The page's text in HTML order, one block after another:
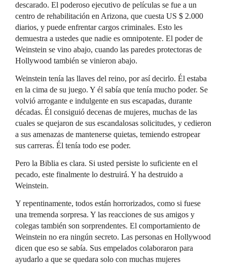
descarado. El poderoso ejecutivo de películas se fue a un
centro de rehabilitación en Arizona, que cuesta US $ 2.000
diarios, y puede enfrentar cargos criminales. Esto les
demuestra a ustedes que nadie es omnipotente. El poder de
Weinstein se vino abajo, cuando las paredes protectoras de
Hollywood también se vinieron abajo.
Weinstein tenía las llaves del reino, por así decirlo. Él estaba
en la cima de su juego. Y él sabía que tenía mucho poder. Se
volvió arrogante e indulgente en sus escapadas, durante
décadas. Él consiguió decenas de mujeres, muchas de las
cuales se quejaron de sus escandalosas solicitudes, y cedieron
a sus amenazas de mantenerse quietas, temiendo estropear
sus carreras. Él tenía todo ese poder.
Pero la Biblia es clara. Si usted persiste lo suficiente en el
pecado, este finalmente lo destruirá. Y ha destruido a
Weinstein.
Y repentinamente, todos están horrorizados, como si fuese
una tremenda sorpresa. Y las reacciones de sus amigos y
colegas también son sorprendentes. El comportamiento de
Weinstein no era ningún secreto. Las personas en Hollywood
dicen que eso se sabía. Sus empelados colaboraron para
ayudarlo a que se quedara solo con muchas mujeres